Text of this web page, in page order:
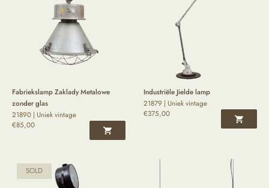
Fabriekslamp Zaklady Metalowe
zonder glas
21890 | Uniek vintage
€85,00
Industriële Jielde lamp
21879 | Uniek vintage
€375,00
SOLD